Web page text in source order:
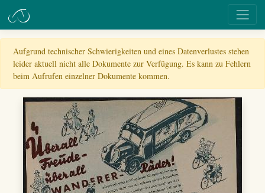
Aufgrund technischer Schwierigkeiten und eines Datenverlustes stehen
leider aktuell nicht alle Dokumente zur Verfügung. Es kann zu Fehlern
beim Aufrufen einzelner Dokumente kommen.